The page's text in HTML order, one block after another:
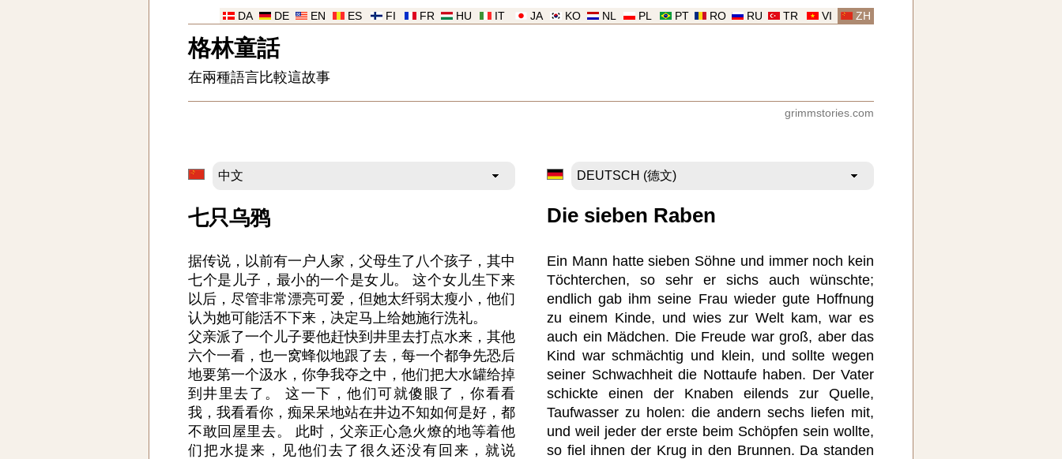
ZH
VI
TR
RU
RO
PT
PL
NL
KO
JA
IT
HU
FR
FI
ES
EN
DE
DA
格林童話
在兩種語言比較這故事
grimmstories.com
七只乌鸦 Die sieben Raben
据传说，以前有一户人家，父母生了八个孩子，其中
七个是儿子，最小的一个是女儿。 这个女儿生下来
以后，尽管非常漂亮可爱，但她太纤弱太瘦小，他们
认为她可能活不下来，决定马上给她施行洗礼。
父亲派了一个儿子要他赶快到井里去打点水来，其他
六个一看，也一窝蜂似地跟了去，每一个都争先恐后
地要第一个汲水，你争我夺之中，他们把大水罐给掉
到井里去了。 这一下，他们可就傻眼了，你看看
我，我看看你，痴呆呆地站在井边不知如何是好，都
不敢回屋里去。 此时，父亲正心急火燎的地等着他
们把水提来，见他们去了很久还没有回来，就说
Ein Mann hatte sieben Söhne und immer noch kein
Töchterchen, so sehr er sichs auch wünschte;
endlich gab ihm seine Frau wieder gute Hoffnung
zu einem Kinde, und wies zur Welt kam, war es
auch ein Mädchen. Die Freude war groß, aber das
Kind war schmächtig und klein, und sollte wegen
seiner Schwachheit die Nottaufe haben. Der Vater
schickte einen der Knaben eilends zur Quelle,
Taufwasser zu holen: die andern sechs liefen mit,
und weil jeder der erste beim Schöpfen sein wollte,
so fiel ihnen der Krug in den Brunnen. Da standen